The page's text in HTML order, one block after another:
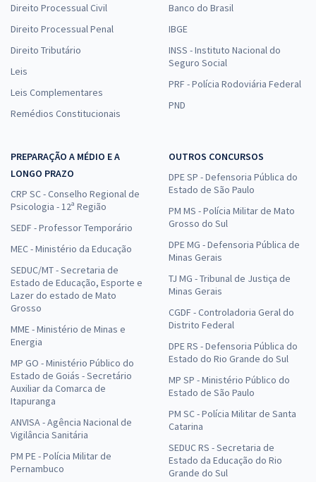
Direito Processual Civil
Direito Processual Penal
Direito Tributário
Leis
Leis Complementares
Remédios Constitucionais
Banco do Brasil
IBGE
INSS - Instituto Nacional do
Seguro Social
PRF - Polícia Rodoviária Federal
PND
PREPARAÇÃO A MÉDIO E A
LONGO PRAZO
CRP SC - Conselho Regional de
Psicologia - 12ª Região
SEDF - Professor Temporário
MEC - Ministério da Educação
SEDUC/MT - Secretaria de
Estado de Educação, Esporte e
Lazer do estado de Mato
Grosso
MME - Ministério de Minas e
Energia
MP GO - Ministério Público do
Estado de Goiás - Secretário
Auxiliar da Comarca de
Itapuranga
ANVISA - Agência Nacional de
Vigilância Sanitária
PM PE - Polícia Militar de
Pernambuco
OUTROS CONCURSOS
DPE SP - Defensoria Pública do
Estado de São Paulo
PM MS - Polícia Militar de Mato
Grosso do Sul
DPE MG - Defensoria Pública de
Minas Gerais
TJ MG - Tribunal de Justiça de
Minas Gerais
CGDF - Controladoria Geral do
Distrito Federal
DPE RS - Defensoria Pública do
Estado do Rio Grande do Sul
MP SP - Ministério Público do
Estado de São Paulo
PM SC - Polícia Militar de Santa
Catarina
SEDUC RS - Secretaria de
Estado da Educação do Rio
Grande do Sul